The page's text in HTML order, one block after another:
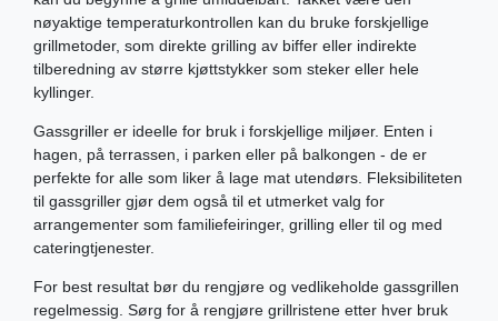
nøyaktige temperaturkontrollen kan du bruke forskjellige
grillmetoder, som direkte grilling av biffer eller indirekte
tilberedning av større kjøttstykker som steker eller hele
kyllinger.
Gassgriller er ideelle for bruk i forskjellige miljøer. Enten i
hagen, på terrassen, i parken eller på balkongen - de er
perfekte for alle som liker å lage mat utendørs. Fleksibiliteten
til gassgriller gjør dem også til et utmerket valg for
arrangementer som familiefeiringer, grilling eller til og med
cateringtjenester.
For best resultat bør du rengjøre og vedlikeholde gassgrillen
regelmessig. Sørg for å rengjøre grillristene etter hver bruk